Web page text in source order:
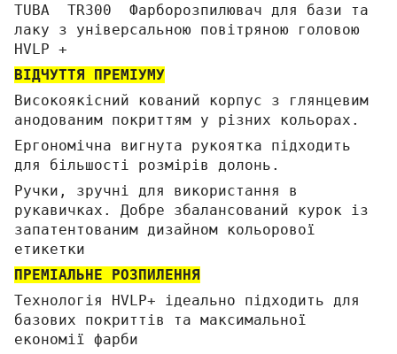
TUBA TR300 Фарборозпилювач для бази та
лаку з універсальною повітряною головою
HVLP +
ВІДЧУТТЯ ПРЕМІУМУ
Високоякісний кований корпус з глянцевим
анодованим покриттям у різних кольорах.
Ергономічна вигнута рукоятка підходить
для більшості розмірів долонь.
Ручки, зручні для використання в
рукавичках. Добре збалансований курок із
запатентованим дизайном кольорової
етикетки
ПРЕМІАЛЬНЕ РОЗПИЛЕННЯ
Технологія HVLP+ ідеально підходить для
базових покриттів та максимальної
економії фарби